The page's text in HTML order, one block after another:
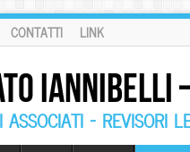
CONTATTI LINK
– REVISORI